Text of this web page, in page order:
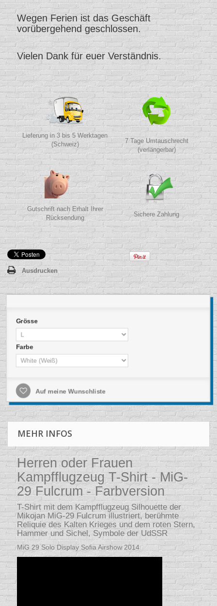
Wegen Ferien ist das Geschäft
vorübergehend geschlossen.
Vielen Dank für euer Verständnis.
Lieferung in 3 bis 5 Werktagen
(Schweiz)
7 Tage Umtauschrecht
(verlängerbar)
Gutschrift nach Erhalt Ihrer
Rücksendung
Sichere Zahlung
Ausdrucken
Grösse
Farbe
Auf meine Wunschliste
MEHR INFOS
Herren oder Frauen
Kampfflugzeug T-Shirt - MiG-
29 Fulcrum - Farbversion
T-Shirt mit dem Kampfflugzeug Silhouette der
Mikojan MiG-29 Fulcrum illustriert, berühmte
Reliquie des Kalten Krieges und dem roten Stern,
Hammer und Sichel, Symbole der UdSSR
MiG 29 Solo Display Sofia Airshow 2014